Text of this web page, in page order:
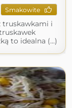
Smakowite
truskawkami i
to idealna (...)